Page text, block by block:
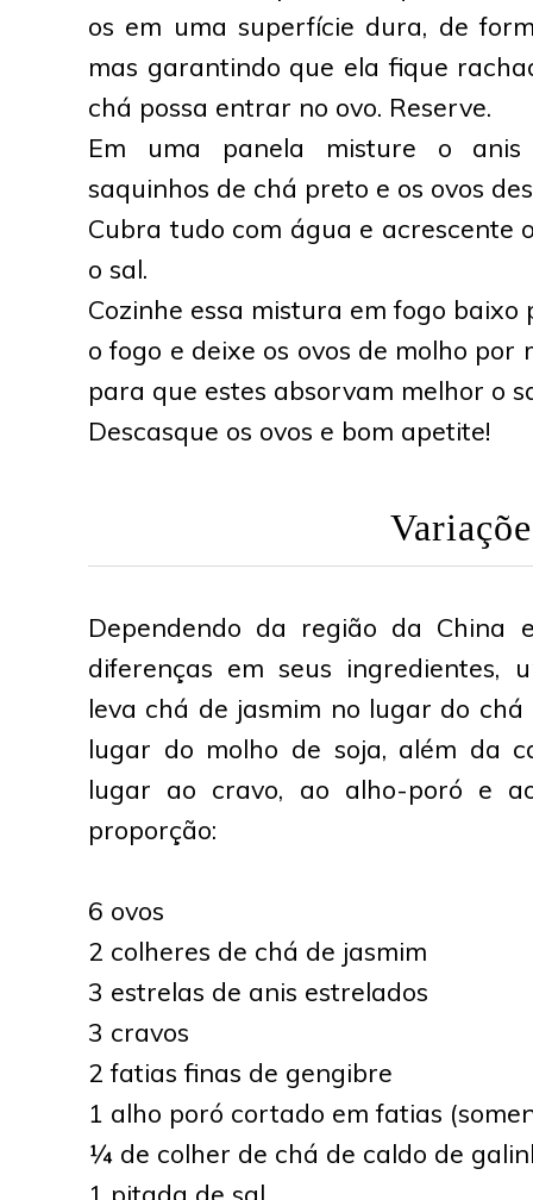
os em uma superfície dura, de
mas garantindo que ela fique
chá possa entrar no ovo. Reserve.
Em uma panela misture o
saquinhos de chá preto e os ovos
Cubra tudo com água e acrescente
o sal.
Cozinhe essa mistura em fogo
o fogo e deixe os ovos de molho por
para que estes absorvam melhor o
Descasque os ovos e bom apetite!
Dependendo da região da China
diferenças em seus ingredientes,
leva chá de jasmim no lugar do
lugar do molho de soja, além da
lugar ao cravo, ao alho-poró e
proporção:
6 ovos
2 colheres de chá de jasmim
3 estrelas de anis estrelados
3 cravos
2 fatias finas de gengibre
1 alho poró cortado em fatias
¼ de colher de chá de caldo de
1 pitada de sal